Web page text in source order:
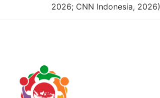
2026; CNN Indonesia,